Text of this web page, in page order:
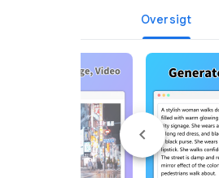
Oversigt